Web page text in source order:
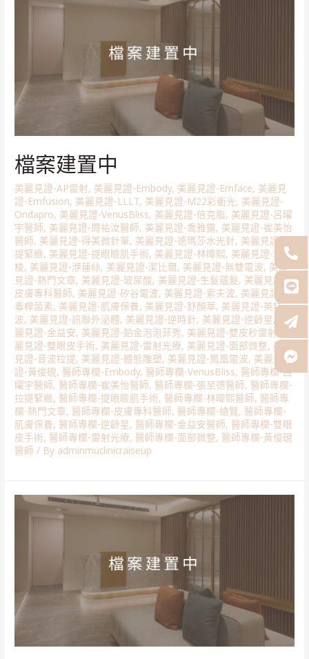
檔案建置中
美麗見證-AP雷射, 美麗見證-Embody, 美麗見證-Emface, 美麗見
證-Emfusion, 美麗見證-LLLT, 美麗見證-M22彩衝光, 美麗見證-
Ondapro, 美麗見證-VenusBliss, 美麗見證-倍克脂, 美麗見證-呂曜
宇醫師, 美麗見證-周祐汝醫師, 美麗見證-喬雅露, 美麗見證-崔美怡
醫師, 美麗見證-得美微針筆, 美麗見證-德瑪莎水光針, 美麗見證-拉
提緊緻, 美麗見證-提眼瞼肌手術, 美麗見證-林暐熙, 美麗見證-水飛
梭, 美麗見證-洢蓮絲, 美麗見證-潔比爾, 美麗見證-無雙電波, 美麗
見證-熱門文章, 美麗見證-玻尿酸, 美麗見證-生髮蘊髮, 美麗見證-
皮膚專科醫師, 美麗見證-矽谷電波, 美麗見證-索夫波, 美麗見證-肉
毒桿菌素, 美麗見證-肌膚保養, 美麗見證-舒顏萃, 美麗見證-英特
波, 美麗見證-訊聯外泌體, 美麗見證-逆時針, 美麗見證-逆齡星,
美
麗見證-金益安, 美麗見證-鉑金泡泡菲秀, 美麗見證-雙皮秒雷射
美
麗見證-雙眼皮手術, 美麗見證-雷射光療, 美麗見證-面部微整, 美麗
見證-音波拉提, 美麗見證-體態雕塑, 美麗見證-鳳凰電波, 美麗見
證-黃俊硯, 醫師專欄-Embody, 醫師專欄-VenusBliss, 醫師專欄-呂
曜宇醫師, 醫師專欄-崔美怡醫師, 醫師專欄-張至德醫師, 醫師專欄-
拉提緊緻, 醫師專欄-提眼瞼肌手術, 醫師專欄-林暐熙醫師, 醫師專
欄-熱門文章, 醫師專欄-皮膚專科醫師, 醫師專欄-總覽, 醫師專欄-
肌膚保養, 醫師專欄-逆齡星, 醫師專欄-金益安醫師, 醫師專欄-雙眼
皮手術, 醫師專欄-雷射光療, 醫師專欄-面部微整, 醫師專欄-黃俊硯
醫師 / By adminmuclinicraiseup